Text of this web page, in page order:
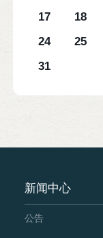
17
18
24
25
31
新闻中心
公告